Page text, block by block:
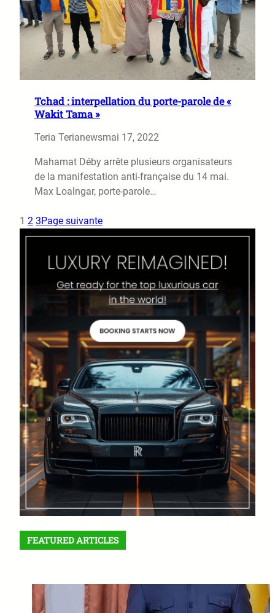
Tchad : interpellation du porte-parole de «
Wakit Tama »
Teria Terianewsmai 17, 2022
Mahamat Déby arrête plusieurs organisateurs
de la manifestation anti-française du 14 mai.
Max Loalngar, porte-parole…
1 2 3Page suivante
FEATURED ARTICLES